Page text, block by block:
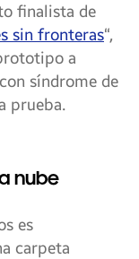
finalista de
sin fronteras“,
a
síndrome de
prueba.
nube
es
carpeta